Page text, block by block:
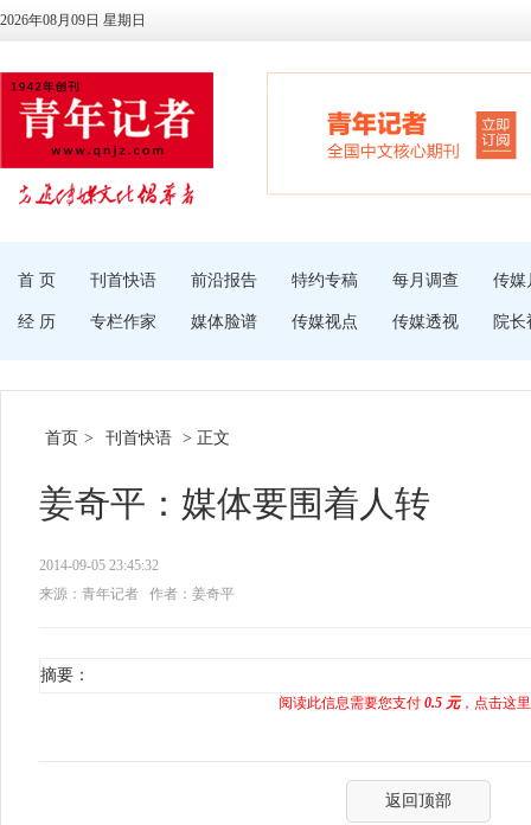
2026年08月09日 星期日
首 页 刊首快语 前沿报告 特约专稿 每月调查 传媒
经 历 专栏作家 媒体脸谱 传媒视点 传媒透视 院长
首页 > 刊首快语 > 正文
姜奇平：媒体要围着人转
2014-09-05 23:45:32
来源：青年记者
作者：姜奇平
摘要：
阅读此信息需要您支付 0.5 元，点击这
返回顶部